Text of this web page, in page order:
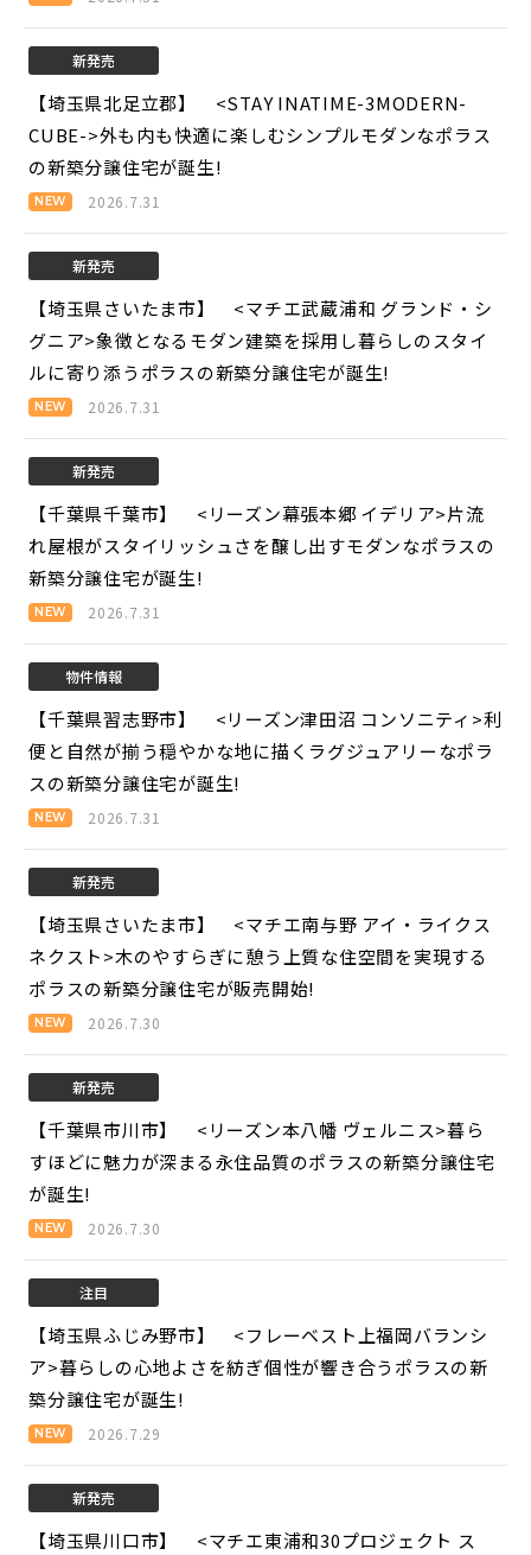
新発売
【埼玉県北足立郡】 <STAY INATIME-3MODERN-
CUBE->外も内も快適に楽しむシンプルモダンなポラス
の新築分譲住宅が誕生!
2026.7.31
新発売
【埼玉県さいたま市】 <マチエ武蔵浦和 グランド・シ
グニア>象徴となるモダン建築を採用し暮らしのスタイ
ルに寄り添うポラスの新築分譲住宅が誕生!
2026.7.31
新発売
【千葉県千葉市】 <リーズン幕張本郷 イデリア>片流
れ屋根がスタイリッシュさを醸し出すモダンなポラスの
新築分譲住宅が誕生!
2026.7.31
物件情報
【千葉県習志野市】 <リーズン津田沼 コンソニティ>利
便と自然が揃う穏やかな地に描くラグジュアリーなポラ
スの新築分譲住宅が誕生!
2026.7.31
新発売
【埼玉県さいたま市】 <マチエ南与野 アイ・ライクス
ネクスト>木のやすらぎに憩う上質な住空間を実現する
ポラスの新築分譲住宅が販売開始!
2026.7.30
新発売
【千葉県市川市】 <リーズン本八幡 ヴェルニス>暮ら
すほどに魅力が深まる永住品質のポラスの新築分譲住宅
が誕生!
2026.7.30
注目
【埼玉県ふじみ野市】 <フレーベスト上福岡バランシ
ア>暮らしの心地よさを紡ぎ個性が響き合うポラスの新
築分譲住宅が誕生!
2026.7.29
新発売
【埼玉県川口市】 <マチエ東浦和30プロジェクト ス